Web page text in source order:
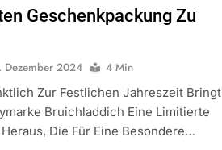
Geschenkpackung Zu
Dezember 2024
4 Min
Zur Festlichen Jahreszeit
Bruichladdich Eine Limitierte
Die Für Eine Besondere…